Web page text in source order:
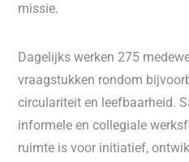
missie.
Dagelijks werken 275
vraagstukken rondom
circulariteit en leefbaarheid.
informele en collegiale
ruimte is voor initiatief,